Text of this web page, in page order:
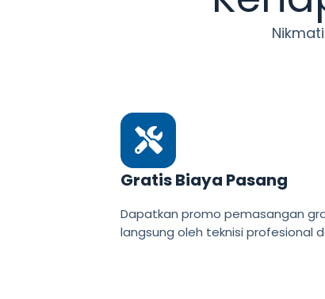
Gratis Biaya Pasang
Dapatkan promo pemasangan
langsung oleh teknisi profesional